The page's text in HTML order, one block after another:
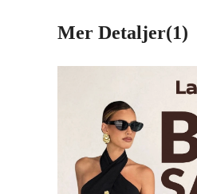
Mer Detaljer(1)